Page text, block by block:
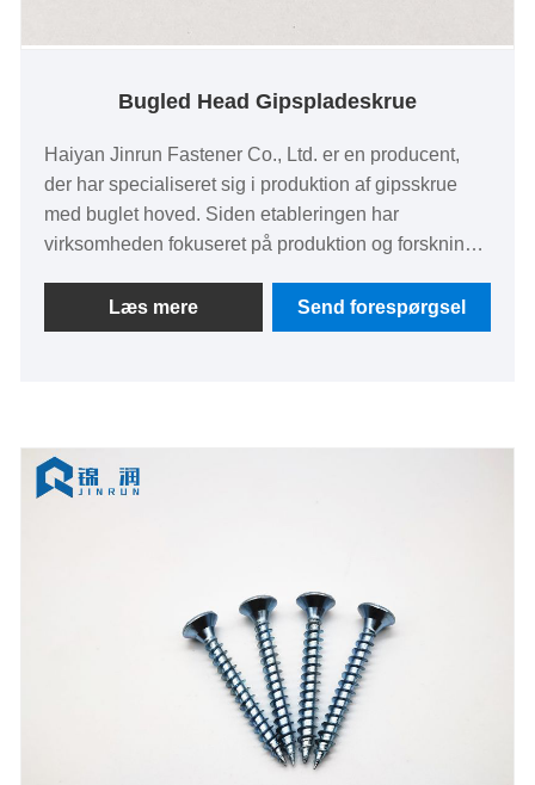
Bugled Head Gipspladeskrue
Haiyan Jinrun Fastener Co., Ltd. er en producent,
der har specialiseret sig i produktion af gipsskrue
med buglet hoved. Siden etableringen har
virksomheden fokuseret på produktion og forskning
velkendt producent af befæstelser i branchen ved at
bruge avanceret udstyr og teknologi til at skabe
Læs mere Send forespørgsel